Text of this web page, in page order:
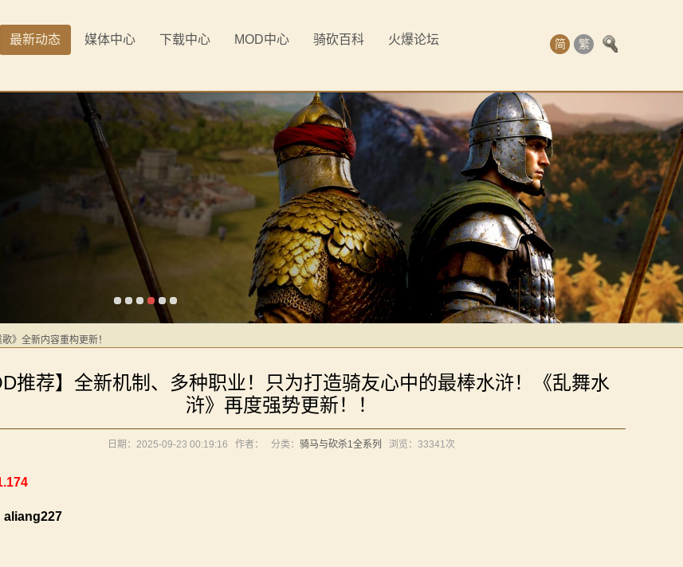
简 繁
最新动态 媒体中心 下载中心 MOD中心 骑砍百科 火爆论坛
崛起》让你轻松反骑！
》全新内容重构更新！
的战帆》带你领略历史的厚重！
模式！
友体验被领主起兵逼宫！
良版》已更新至最新版本！
崛起》让你轻松反骑！
》全新内容重构更新！
变修真界！
的战帆》带你领略历史的厚重！
友体验被领主起兵逼宫！
良版》已更新至最新版本！
推荐】全新机制、多种职业！只为打造骑友心中的最棒水浒！《乱舞水
浒》再度强势更新！！
日期：2025-09-23 00:19:16 作者： 分类： 骑马与砍杀1全系列 浏览： 33341次
aliang227